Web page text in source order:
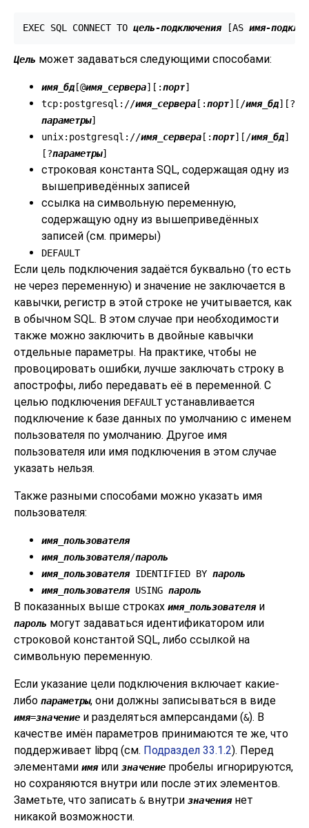
EXEC SQL CONNECT TO цель-подключения [AS имя-
Цель может задаваться следующими способами:
имя_бд [@имя_сервера][ :порт]
tcp:postgresql://имя_сервера [ :порт][ /имя_бд][?
параметры]
unix:postgresql://имя_сервера [ :порт][ /имя_бд]
[?параметры]
строковая константа SQL, содержащая одну из
вышеприведённых записей
ссылка на символьную переменную,
содержащую одну из вышеприведённых
записей (см. примеры)
DEFAULT
Если цель подключения задаётся буквально (то есть
не через переменную) и значение не заключается в
кавычки, регистр в этой строке не учитывается, как
в обычном SQL. В этом случае при необходимости
также можно заключить в двойные кавычки
отдельные параметры. На практике, чтобы не
провоцировать ошибки, лучше заключать строку в
апострофы, либо передавать её в переменной. С
целью подключения DEFAULTустанавливается
подключение к базе данных по умолчанию с именем
пользователя по умолчанию. Другое имя
пользователя или имя подключения в этом случае
указать нельзя.
Также разными способами можно указать имя
пользователя:
имя_пользователя
имя_пользователя/пароль
имя_пользователяIDENTIFIED BY пароль
имя_пользователяUSING пароль
В показанных выше строках имя_пользователяи
пароль могут задаваться идентификатором или
строковой константой SQL, либо ссылкой на
символьную переменную.
Если указание цели подключения включает какие-
либо параметры, они должны записываться в виде
имя=значение и разделяться амперсандами (&). В
качестве имён параметров принимаются те же, что
поддерживает libpq (см. Подраздел 33.1.2). Перед
элементами имяили значение пробелы игнорируются,
но сохраняются внутри или после этих элементов.
Заметьте, что записать &внутри значениянет
никакой возможности.